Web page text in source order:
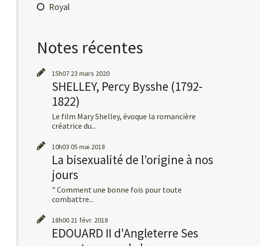
Royal
Notes récentes
15h07 23 mars 2020
SHELLEY, Percy Bysshe (1792-
1822)
Le film Mary Shelley, évoque la romancière
créatrice du...
10h03 05 mai 2018
La bisexualité de l’origine à nos
jours
" Comment une bonne fois pour toute
combattre...
18h00 21 févr. 2018
EDOUARD II d'Angleterre Ses